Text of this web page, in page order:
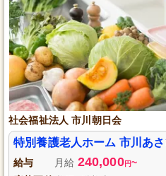
社会福祉法人 市川朝日会
特別養護老人ホーム 市川あ
給与 月給 240,000円~